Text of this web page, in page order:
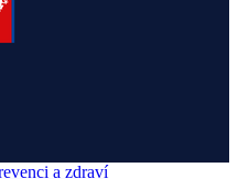
a zdraví